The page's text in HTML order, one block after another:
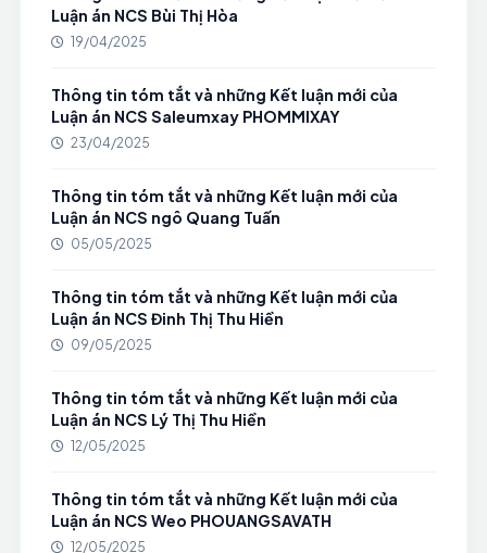
Luận án NCS Bùi Thị Hòa
19/04/2025
Thông tin tóm tắt và những Kết luận mới của
Luận án NCS Saleumxay PHOMMIXAY
23/04/2025
Thông tin tóm tắt và những Kết luận mới của
Luận án NCS ngô Quang Tuấn
05/05/2025
Thông tin tóm tắt và những Kết luận mới của
Luận án NCS Đinh Thị Thu Hiền
09/05/2025
Thông tin tóm tắt và những Kết luận mới của
Luận án NCS Lý Thị Thu Hiền
12/05/2025
Thông tin tóm tắt và những Kết luận mới của
Luận án NCS Weo PHOUANGSAVATH
12/05/2025